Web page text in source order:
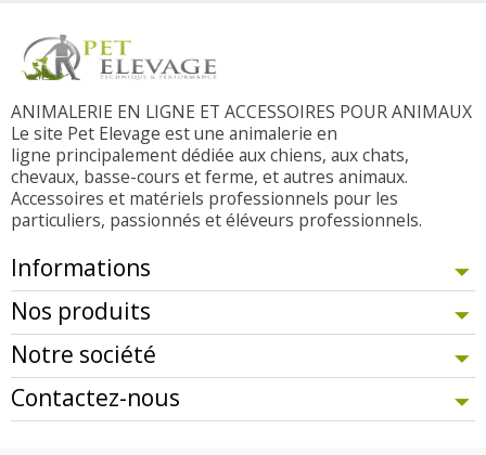
ANIMALERIE EN LIGNE ET ACCESSOIRES POUR ANIMAUX
Le site Pet Elevage est une animalerie en
ligne principalement dédiée aux chiens, aux chats,
chevaux, basse-cours et ferme, et autres animaux.
Accessoires et matériels professionnels pour les
particuliers, passionnés et éléveurs professionnels.
Informations
Nos produits
Notre société
Contactez-nous